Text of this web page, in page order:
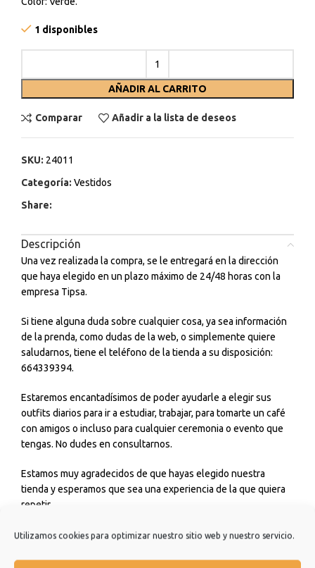
Utilizamos cookies para optimizar nuestro sitio web y nuestro servicio.
1 disponibles
AÑADIR AL CARRITO
Comparar Añadir a la lista de deseos
SKU: 24011
Categoría: Vestidos
Share:
Descripción
Una vez realizada la compra, se le entregará en la dirección
que haya elegido en un plazo máximo de 24/48 horas con la
empresa Tipsa.
Si tiene alguna duda sobre cualquier cosa, ya sea información
de la prenda, como dudas de la web, o simplemente quiere
saludarnos, tiene el teléfono de la tienda a su disposición:
664339394.
Estaremos encantadísimos de poder ayudarle a elegir sus
outfits diarios para ir a estudiar, trabajar, para tomarte un café
con amigos o incluso para cualquier ceremonia o evento que
tengas. No dudes en consultarnos.
Estamos muy agradecidos de que hayas elegido nuestra
tienda y esperamos que sea una experiencia de la que quiera
repetir.
Muchísimas gracias.